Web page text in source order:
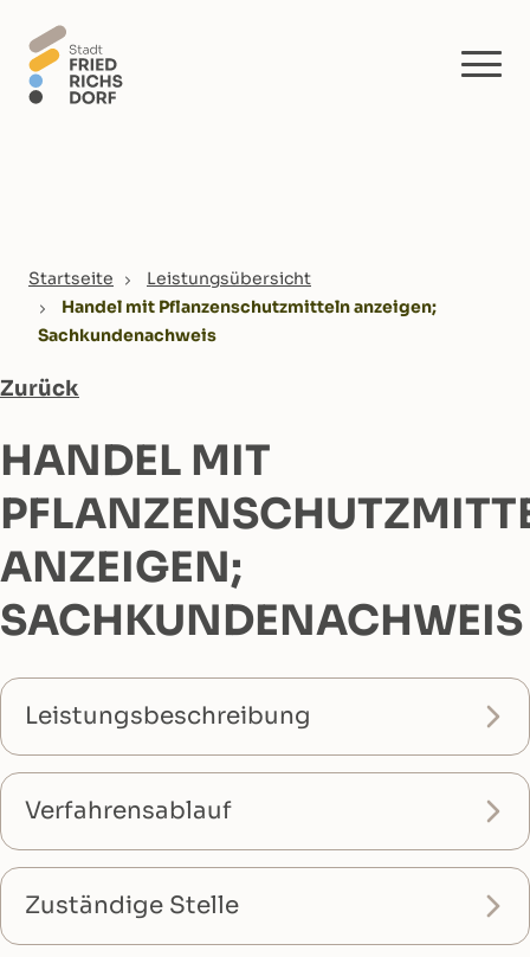
You are here:
Startseite
Leistungsübersicht
Handel mit Pflanzenschutzmitteln anzeigen;
Sachkundenachweis
Zurück
HANDEL MIT
ANZEIGEN;
SACHKUNDENACHWEIS
Leistungsbeschreibung
Verfahrensablauf
Zuständige Stelle